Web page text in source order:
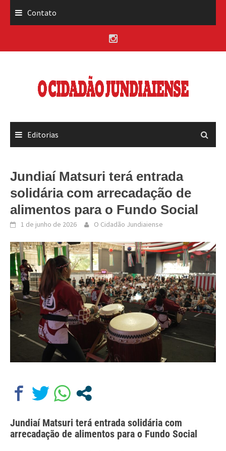
Contato
Editorias
Jundiaí Matsuri terá entrada
solidária com arrecadação de
alimentos para o Fundo Social
1 de junho de 2026 O Cidadão Jundiaiense
Jundiaí Matsuri terá entrada solidária com
arrecadação de alimentos para o Fundo Social